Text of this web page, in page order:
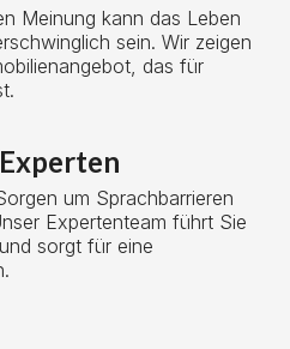
Meinung kann das Leben
sein. Wir zeigen
das für
um Sprachbarrieren
Expertenteam führt Sie
sorgt für eine